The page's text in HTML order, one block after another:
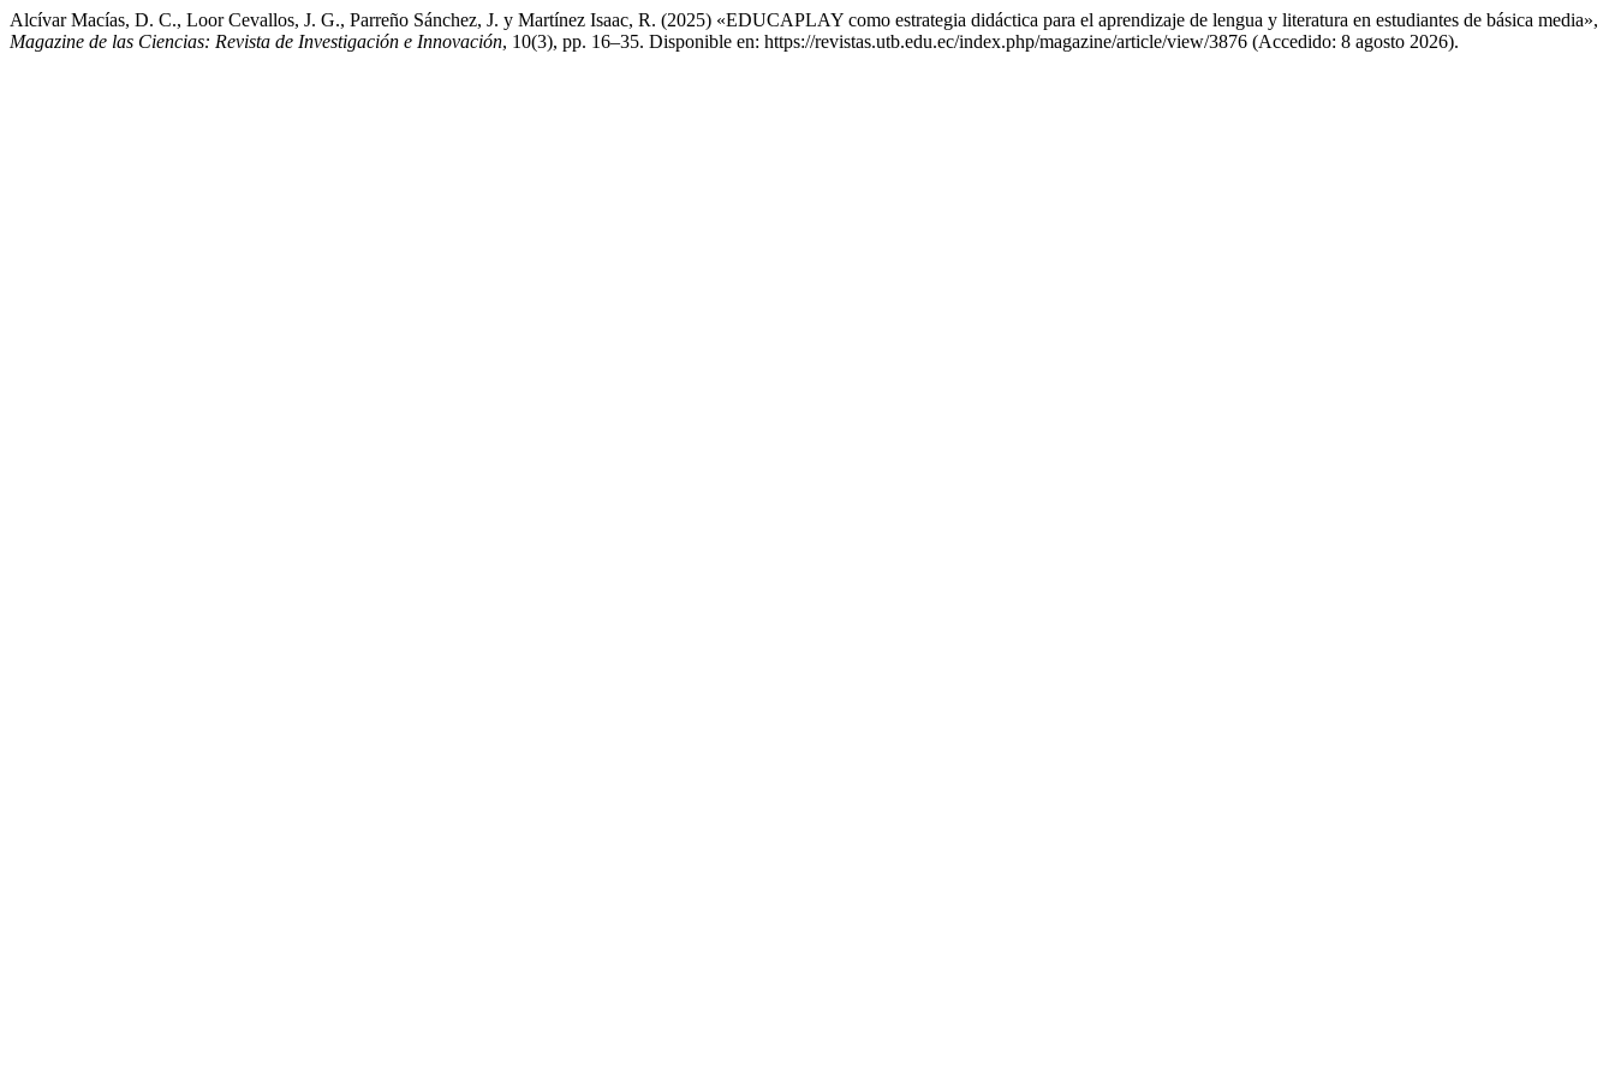
Alcívar Macías, D. C., Loor Cevallos, J. G., Parreño Sánchez, J. y Martínez Isaac, R. (2025) «EDUCAPLAY como estrategia didáctica para el aprendizaje de lengua y literatura en estudiantes de básica media»,
Magazine de las Ciencias: Revista de Investigación e Innovación, 10(3), pp. 16–35. Disponible en: https://revistas.utb.edu.ec/index.php/magazine/article/view/3876 (Accedido: 8 agosto 2026).